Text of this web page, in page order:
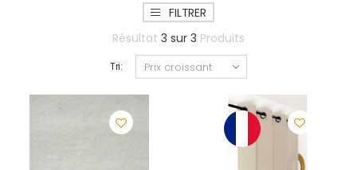
FILTRER
Résultat 3 sur 3 Produits
Tri: